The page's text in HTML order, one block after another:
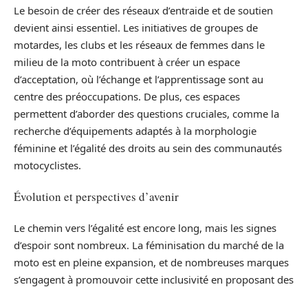
Le besoin de créer des réseaux d’entraide et de soutien
devient ainsi essentiel. Les initiatives de groupes de
motardes, les clubs et les réseaux de femmes dans le
milieu de la moto contribuent à créer un espace
d’acceptation, où l’échange et l’apprentissage sont au
centre des préoccupations. De plus, ces espaces
permettent d’aborder des questions cruciales, comme la
recherche d’équipements adaptés à la morphologie
féminine et l’égalité des droits au sein des communautés
motocyclistes.
Évolution et perspectives d’avenir
Le chemin vers l’égalité est encore long, mais les signes
d’espoir sont nombreux. La féminisation du marché de la
moto est en pleine expansion, et de nombreuses marques
s’engagent à promouvoir cette inclusivité en proposant des